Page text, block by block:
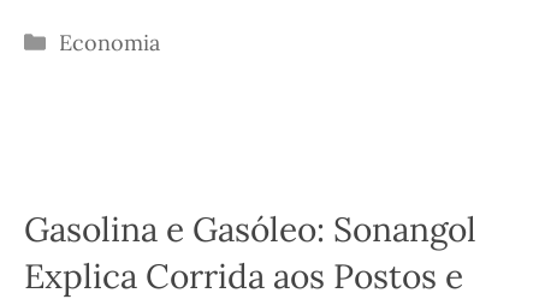
Categorias
Economia
Gasolina e Gasóleo: Sonangol
Explica Corrida aos Postos e